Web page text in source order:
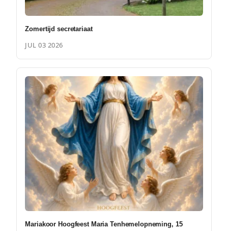
Zomertijd secretariaat
JUL 03 2026
Mariakoor Hoogfeest Maria Tenhemelopneming, 15